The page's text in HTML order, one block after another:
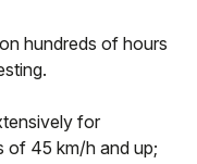
hundreds of hours
for
of 45 km/h and up;